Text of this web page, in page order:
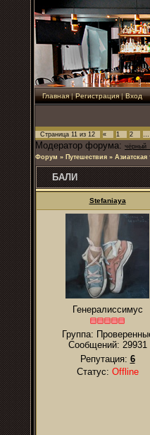
Главная|Регистрация|Вход
Страница 11 из 12 « 1 2 …
Модератор форума:
Форум » Путешествия » Азиатская
БАЛИ
Stefaniaya
Генералиссимус
Группа:
Сообщений: 29931
Репутация: 6
Статус: Offline